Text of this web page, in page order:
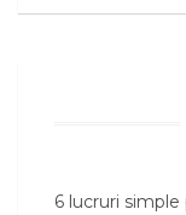
6 lucruri simple